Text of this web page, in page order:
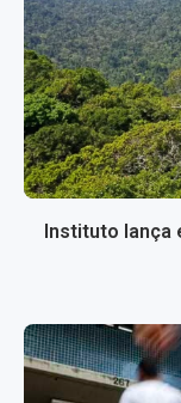
Instituto lança